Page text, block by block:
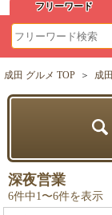
フリーワード
成田 グルメ TOP ＞ 成
深夜営業
6件中1〜6件を表示